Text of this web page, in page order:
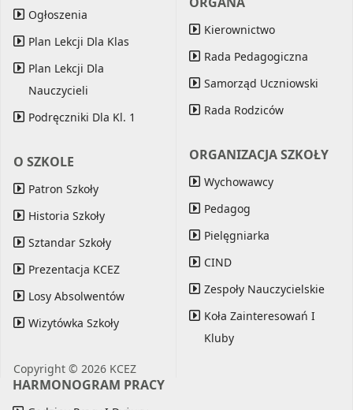
Ogłoszenia
Plan Lekcji Dla Klas
Plan Lekcji Dla
Nauczycieli
Podręczniki Dla Kl. 1
O SZKOLE
Patron Szkoły
Historia Szkoły
Sztandar Szkoły
Prezentacja KCEZ
Losy Absolwentów
Wizytówka Szkoły
Copyright © 2026 KCEZ
Kierownictwo
Rada Pedagogiczna
Samorząd Uczniowski
Rada Rodziców
ORGANIZACJA SZKOŁY
Wychowawcy
Pedagog
Pielęgniarka
CIND
Zespoły Nauczycielskie
Koła Zainteresowań I
Kluby
HARMONOGRAM PRACY